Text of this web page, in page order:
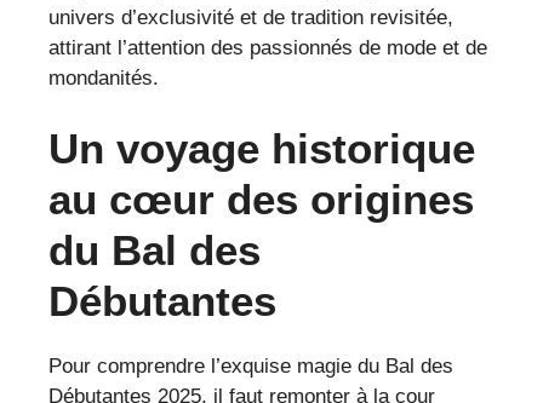
univers d’exclusivité et de tradition revisitée,
attirant l’attention des passionnés de mode et de
mondanités.
Un voyage historique
au cœur des origines
du Bal des
Débutantes
Pour comprendre l’exquise magie du Bal des
Débutantes 2025, il faut remonter à la cour